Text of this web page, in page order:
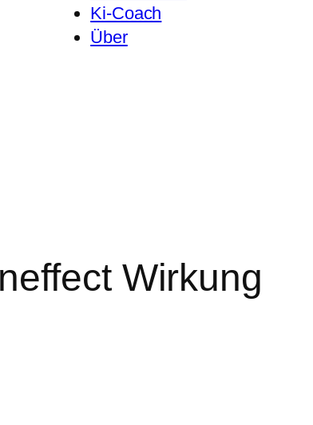
Ki-Coach
Über
Wirkung